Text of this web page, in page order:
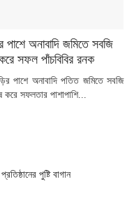
পাশে অনাবাদি জমিতে সবজি
সফল পাঁচবিবির রনক
পাশে অনাবাদি পতিত জমিতে সবজি
করে সফলতার পাশাপাশি...
পুষ্টি বাগান